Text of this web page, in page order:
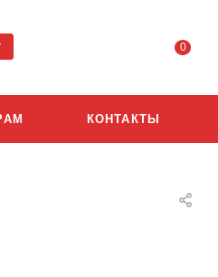
0
КОНТАКТЫ